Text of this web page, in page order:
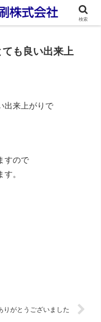
マンド印刷
も良い出来上
出来上がりで
すので
。
りがとうございました
検索